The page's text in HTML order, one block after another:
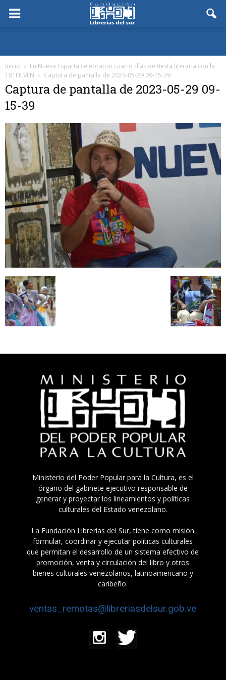
Inicio
En Nueva Esparta celebraron cuatro días de fiesta literaria con la
18ª FILVEN
Captura de pantalla de 2023-05-29 09-15-39
Captura de pantalla de 2023-05-29 09-
15-39
Ministerio del Poder Popular para la Cultura, es el
órgano del gabinete ejecutivo responsable de
generar y proyectar los lineamientos y políticas
culturales del Estado venezolano.
La Fundación Librerías del Sur, tiene como misión
formular, coordinar y ejecutar políticas culturales
que permitan el desarrollo de un sistema efectivo de
promoción, venta y circulación del libro y otros
bienes culturales venezolanos, latinoamericano y
caribeño.
ventas_remotas@libreriasdelsur.gob.ve